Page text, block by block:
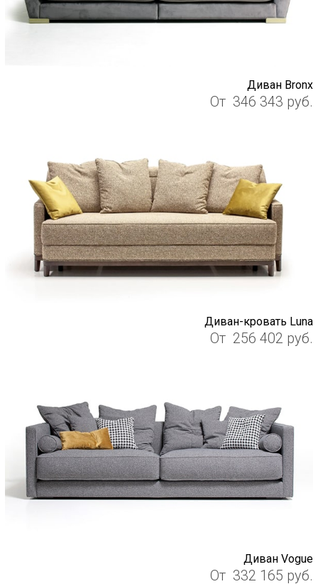
Диван Bronx
От 346 343 руб.
Диван-кровать Luna
От 256 402 руб.
Диван Vogue
От 332 165 руб.